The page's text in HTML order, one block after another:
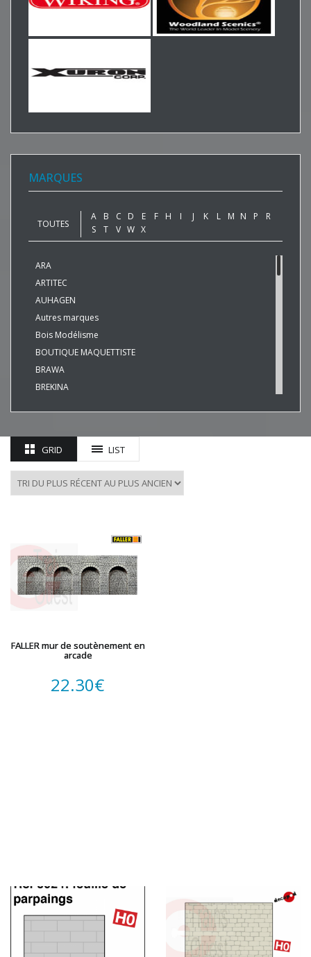
MARQUES
TOUTES
A B C D E F H I J K L M N P
R
S
T V W X
ARA
ARTITEC
AUHAGEN
Autres marques
Bois Modélisme
BOUTIQUE MAQUETTISTE
BRAWA
BREKINA
CLEOPATRE
DECAPOD
DISQUE ROUGE
FLEISCHMANN
HAXO-3D
HEKI
ITALERI
KOLIBRI
PREISER
PRINCE AUGUST
REDUTEX
GRID LIST
FALLER mur de soutènement en
arcade
22.30€